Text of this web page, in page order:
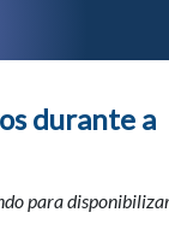
durante a
para